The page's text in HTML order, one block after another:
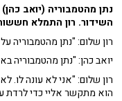
נתן מהטמבוריה (יואב
השידור. רון התמלא
רון שלום: "נתן מהטמבוריה
יואב כהן: "נתן מהטמבוריה
רון שלום: "אני לא עונה לו.
הוא מתקשר אליי כדי לרדת